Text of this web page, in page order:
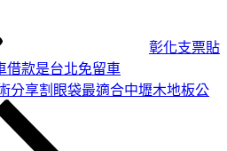
彰化支票貼
借款是台北免留車
分享割眼袋最適合中壢木地板公